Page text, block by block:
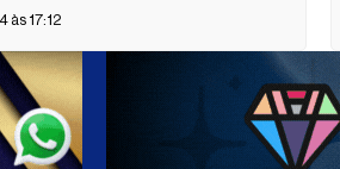
às 17:12